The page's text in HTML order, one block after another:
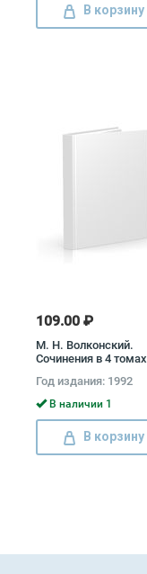
В корзину
109.00 ₽
М. Н. Волконский.
Сочинения в 4 томах
Волконский
Год издания: 1992
В наличии 1
В корзину